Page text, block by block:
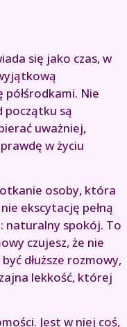
się jako czas, w
półśrodkami. Nie
początku są
uważniej,
w życiu
osoby, która
ekscytację pełną
naturalny spokój. To
czujesz, że nie
dłuższe rozmowy,
lekkość, której
Jest w niej coś,